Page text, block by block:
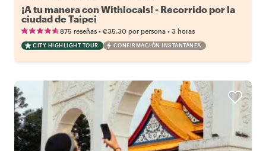
¡A tu manera con Withlocals! - Recorrido por la
ciudad de Taipei
875 reseñas • €35.30 por persona • 3 horas
CITY HIGHLIGHT TOUR CONFIRMACIÓN INSTANTÁNEA